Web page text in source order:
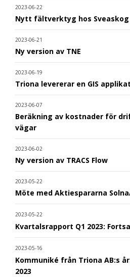
2023-06-22
Nytt fältverktyg hos Sveaskog
2023-06-21
Ny version av TNE
2023-06-19
Triona levererar en GIS
2023-06-07
Beräkning av kostnader för
vägar
2023-06-02
Ny version av TRACS Flow
2023-05-22
Möte med Aktiespararna
2023-05-22
Kvartalsrapport Q1 2023:
2023-05-16
Kommuniké från Triona AB:s
2023